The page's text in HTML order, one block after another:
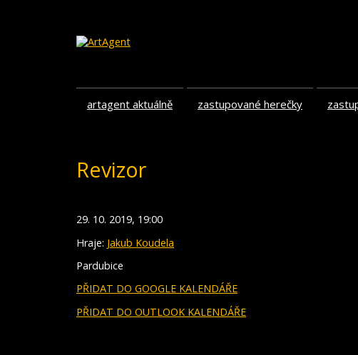
artagent aktuálně zastupované herečky
Revizor
29. 10. 2019, 19:00
Hraje: Jakub Koudela
Pardubice
PŘIDAT DO GOOGLE KALENDÁŘE
PŘIDAT DO OUTLOOK KALENDÁŘE